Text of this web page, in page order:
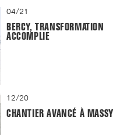
04/21
BERCY, TRANSFORMATION
ACCOMPLIE
12/20
CHANTIER AVANCÉ À MASSY